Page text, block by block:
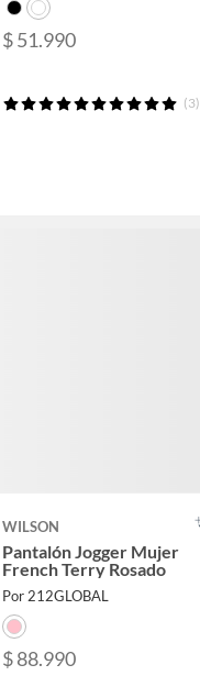
$ 51.990
(3)
WILSON
Pantalón Jogger Mujer
French Terry Rosado
Por 212GLOBAL
$ 88.990